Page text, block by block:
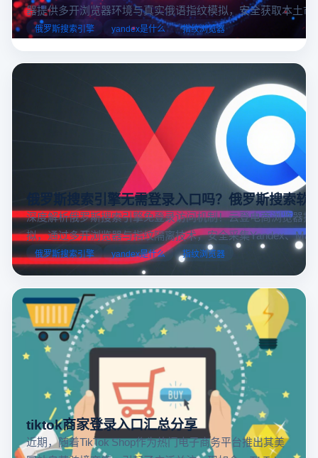
器提供多开浏览器环境与真实俄语指纹模拟，安全获取本土市
据，助力跨境电商精准决策。
俄罗斯搜索引擎 yandex是什么 指纹浏览器
俄罗斯搜索引擎无需登录入口吗？俄罗斯搜索软
深度解析俄罗斯搜索引擎免登录访问机制！云登电商浏览器
拟，通过多开浏览器与指纹隔离技术，安全采集Yandex、
跨境电商本土化运营。
俄罗斯搜索引擎 yandex是什么 指纹浏览器
tiktok商家登录入口汇总分享
近期，随着TikTok Shop作为热门电子商务平台推出其美